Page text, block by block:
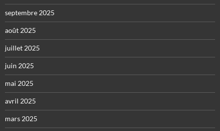
septembre 2025
août 2025
juillet 2025
juin 2025
mai 2025
avril 2025
mars 2025